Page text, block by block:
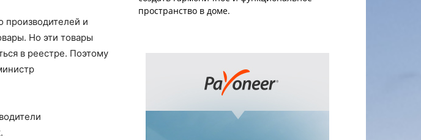
производителей и
Но эти товары
в реестре. Поэтому
пространство в доме.